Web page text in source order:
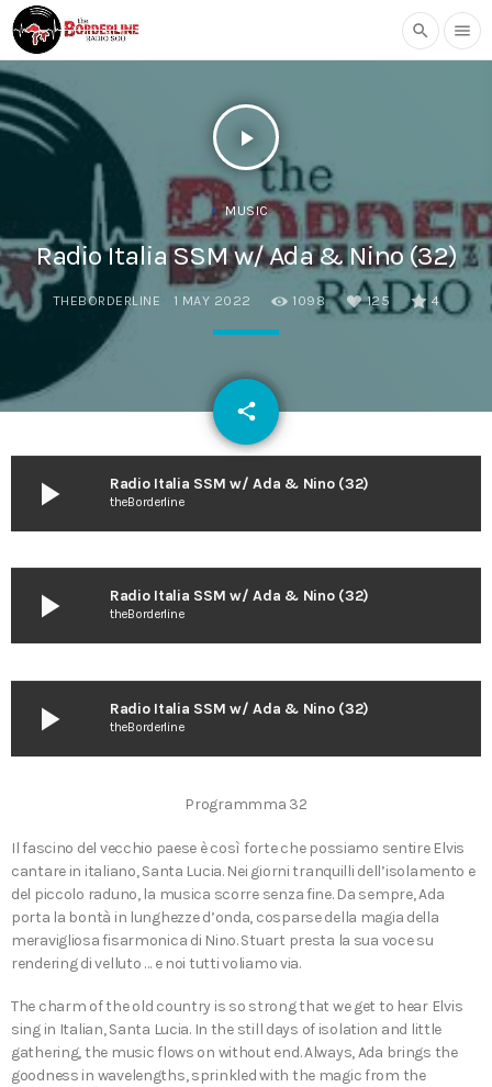
search menu
play_arrow
MUSIC
Radio Italia SSM w/ Ada & Nino (32)
THEBORDERLINE 1 MAY 2022 1098 125 4
share
email
play_arrow Radio Italia SSM w/ Ada & Nino (32)
theBorderline
play_arrow Radio Italia SSM w/ Ada & Nino (32)
theBorderline
play_arrow Radio Italia SSM w/ Ada & Nino (32)
theBorderline
Programmma 32
Il fascino del vecchio paese è così forte che possiamo sentire Elvis
cantare in italiano, Santa Lucia. Nei giorni tranquilli dell’isolamento e
del piccolo raduno, la musica scorre senza fine. Da sempre, Ada
porta la bontà in lunghezze d’onda, cosparse della magia della
meravigliosa fisarmonica di Nino. Stuart presta la sua voce su
rendering di velluto … e noi tutti voliamo via.
The charm of the old country is so strong that we get to hear Elvis
sing in Italian, Santa Lucia. In the still days of isolation and little
gathering, the music flows on without end. Always, Ada brings the
goodness in wavelengths, sprinkled with the magic from the